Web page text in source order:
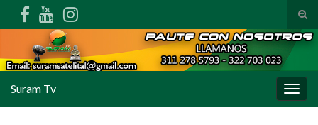
Suram Tv